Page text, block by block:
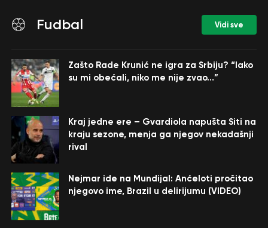
Fudbal Vidi sve
Zašto Rade Krunić ne igra za Srbiju? “Iako
su mi obećali, niko me nije zvao…”
Kraj jedne ere – Gvardiola napušta Siti na
kraju sezone, menja ga njegov nekadašnji
rival
Nejmar ide na Mundijal: Anćeloti pročitao
njegovo ime, Brazil u delirijumu (VIDEO)